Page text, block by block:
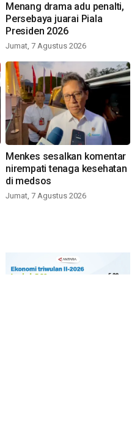
Menang drama adu penalti,
Persebaya juarai Piala
Presiden 2026
Jumat, 7 Agustus 2026
Menkes sesalkan komentar
nirempati tenaga kesehatan
di medsos
Jumat, 7 Agustus 2026